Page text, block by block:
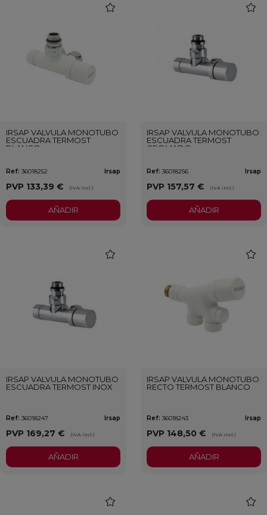
IRSAP VALVULA MONOTUBO
ESCUADRA TERMOST
BLANCO
Ref: 36018252 Irsap
PVP 133,39 € (IVA incl.)
AÑADIR
IRSAP VALVULA MONOTUBO
ESCUADRA TERMOST
CROMADO
Ref: 36018256 Irsap
PVP 157,57 € (IVA incl.)
AÑADIR
IRSAP VALVULA MONOTUBO
ESCUADRA TERMOST INOX
Ref: 36018247 Irsap
PVP 169,27 € (IVA incl.)
AÑADIR
IRSAP VALVULA MONOTUBO
RECTO TERMOST BLANCO
Ref: 36018243 Irsap
PVP 148,50 € (IVA incl.)
AÑADIR